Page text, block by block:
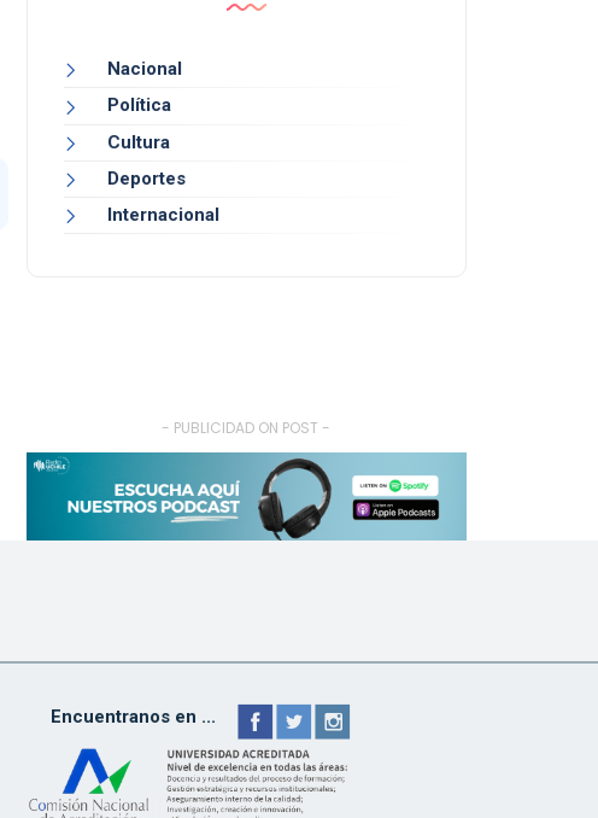
Nacional
Política
Cultura
Deportes
Internacional
- PUBLICIDAD ON POST -
Encuentranos en ...